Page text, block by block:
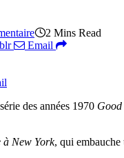
2 Mins Read
Email
des années 1970 Good
à New York, qui